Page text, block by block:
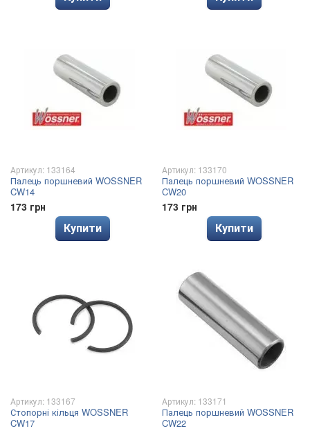
Артикул: 133164
Палець поршневий WOSSNER
CW14
173 грн
Купити
Артикул: 133170
Палець поршневий WOSSNER
CW20
173 грн
Купити
Артикул: 133167
Стопорні кільця WOSSNER
CW17
Артикул: 133171
Палець поршневий WOSSNER
CW22